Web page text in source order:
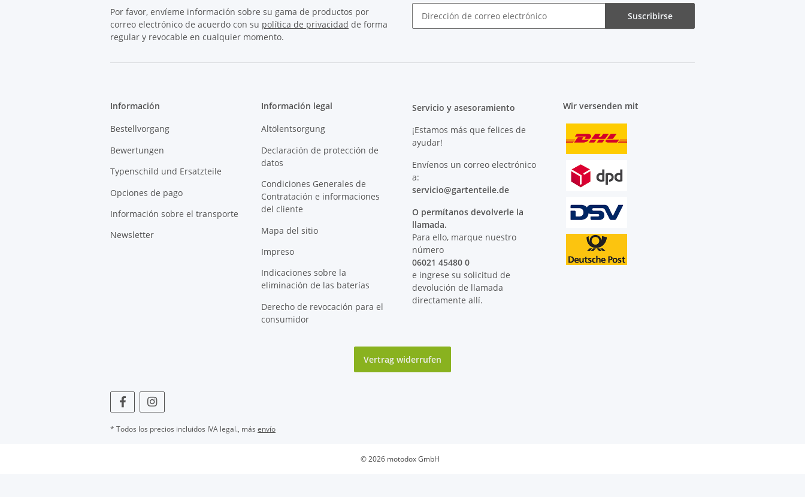
Por favor, envíeme información sobre su gama de productos por
correo electrónico de acuerdo con su política de privacidad de forma
regular y revocable en cualquier momento.
Suscribirse
Información
Bestellvorgang
Bewertungen
Typenschild und Ersatzteile
Opciones de pago
Información sobre el transporte
Newsletter
Información legal
Altölentsorgung
Declaración de protección de
datos
Condiciones Generales de
Contratación e informaciones
del cliente
Mapa del sitio
Impreso
Indicaciones sobre la
eliminación de las baterías
Derecho de revocación para el
consumidor
Servicio y asesoramiento
¡Estamos más que felices de
ayudar!
Envíenos un correo electrónico
a:
servicio@gartenteile.de
O permítanos devolverle la
llamada.
Para ello, marque nuestro
número
06021 45480 0
e ingrese su solicitud de
devolución de llamada
directamente allí.
Wir versenden mit
Vertrag widerrufen
* Todos los precios incluidos IVA legal., más envío
© 2026 motodox GmbH